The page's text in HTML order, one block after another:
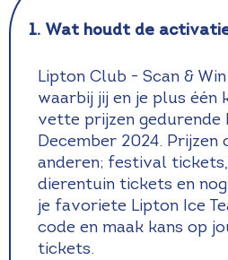
1. Wat houdt de
Lipton Club - Scan &
waarbij jij en je plus één
vette prijzen
December 2024.
anderen; festival
dierentuin tickets en
je favoriete Lipton Ice
code en maak kans op
tickets.